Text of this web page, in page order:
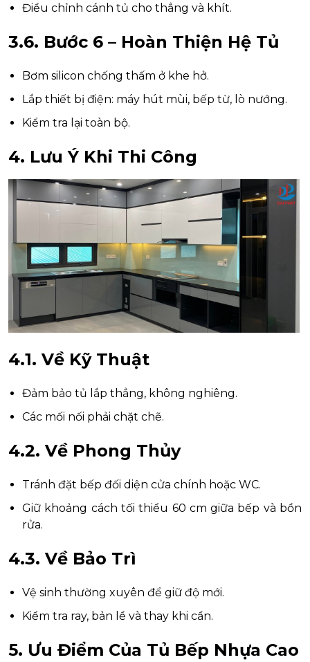
Điều chỉnh cánh tủ cho thẳng và khít.
3.6. Bước 6 – Hoàn Thiện Hệ Tủ
Bơm silicon chống thấm ở khe hở.
Lắp thiết bị điện: máy hút mùi, bếp từ, lò nướng.
Kiểm tra lại toàn bộ.
4. Lưu Ý Khi Thi Công
4.1. Về Kỹ Thuật
Đảm bảo tủ lắp thẳng, không nghiêng.
Các mối nối phải chặt chẽ.
4.2. Về Phong Thủy
Tránh đặt bếp đối diện cửa chính hoặc WC.
Giữ khoảng cách tối thiểu 60 cm giữa bếp và bồn
rửa.
4.3. Về Bảo Trì
Vệ sinh thường xuyên để giữ độ mới.
Kiểm tra ray, bản lề và thay khi cần.
5. Ưu Điểm Của Tủ Bếp Nhựa Cao